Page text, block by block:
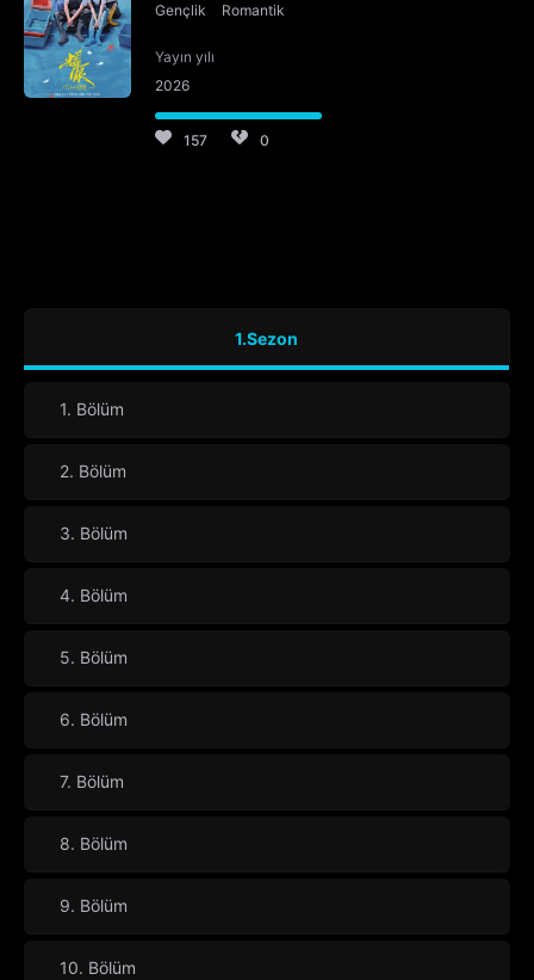
Gençlik Romantik
Yayın yılı
2026
157 0
1.Sezon
1. Bölüm
2. Bölüm
3. Bölüm
4. Bölüm
5. Bölüm
6. Bölüm
7. Bölüm
8. Bölüm
9. Bölüm
10. Bölüm